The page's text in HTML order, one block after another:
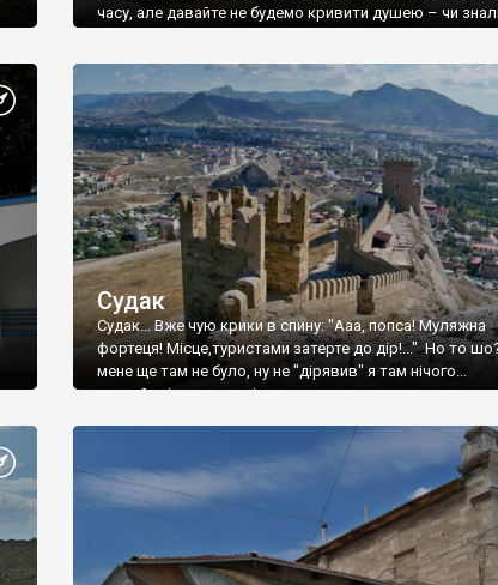
часу, але давайте не будемо кривити душею – чи
Судак
Судак... Вже чую крики в спину: "Ааа, попса! Муляжна
фортеця! Місце,туристами затерте до дір!..." Но то
мене ще там не було, ну не "дірявив" я там нічого...
принаймні до цього літа.